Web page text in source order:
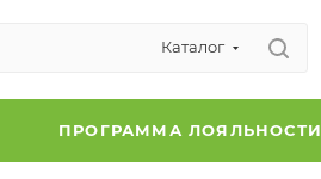
Каталог
ПРОГРАММА ЛОЯЛЬНОСТИ